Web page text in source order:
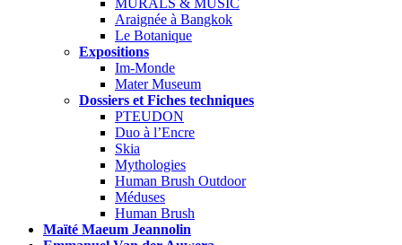
MURALS & MUSIC
Araignée à Bangkok
Le Botanique
Expositions
Im-Monde
Mater Museum
Dossiers et Fiches techniques
PTEUDON
Duo à l’Encre
Skia
Mythologies
Human Brush Outdoor
Méduses
Human Brush
Maïté Maeum Jeannolin